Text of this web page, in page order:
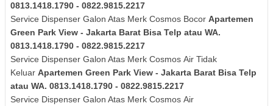
0813.1418.1790 - 0822.9815.2217
Service Dispenser Galon Atas Merk Cosmos Bocor Apartemen
Green Park View - Jakarta Barat Bisa Telp atau WA.
0813.1418.1790 - 0822.9815.2217
Service Dispenser Galon Atas Merk Cosmos Air Tidak
Keluar Apartemen Green Park View - Jakarta Barat Bisa Telp
atau WA. 0813.1418.1790 - 0822.9815.2217
Service Dispenser Galon Atas Merk Cosmos Air